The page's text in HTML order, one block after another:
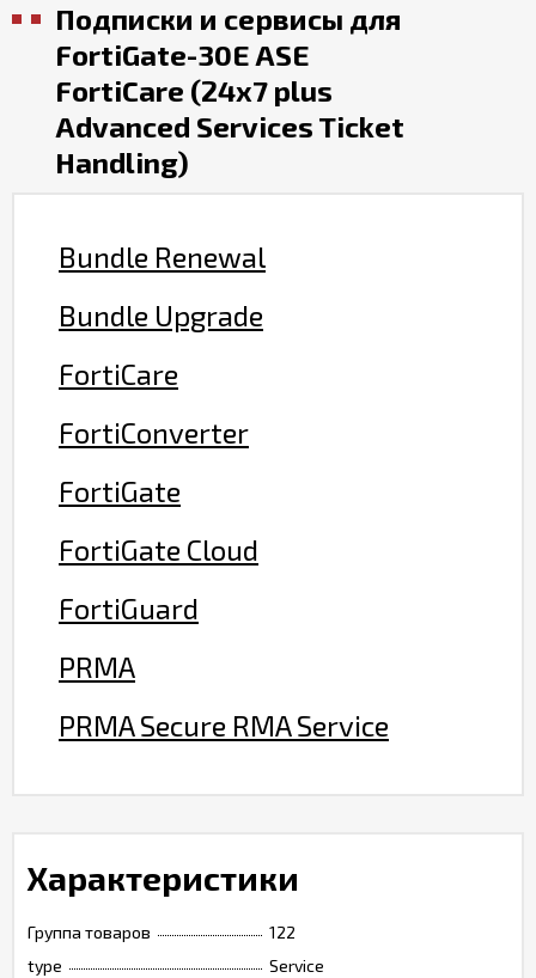
Подписки и сервисы для
FortiGate-30E ASE
FortiCare (24x7 plus
Advanced Services Ticket
Handling)
Bundle Renewal
Bundle Upgrade
FortiCare
FortiConverter
FortiGate
FortiGate Cloud
FortiGuard
PRMA
PRMA Secure RMA Service
Характеристики
Группа товаров
122
type
Service